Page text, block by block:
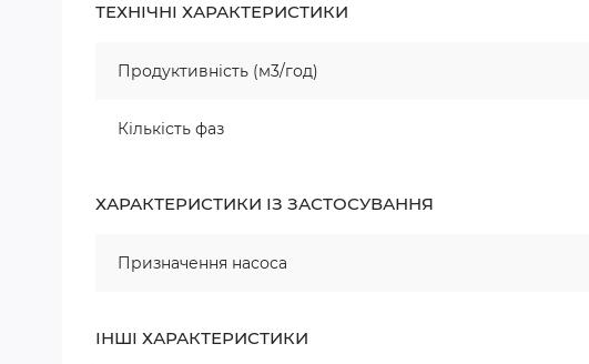
ТЕХНІЧНІ ХАРАКТЕРИСТИКИ
Продуктивність (м3/год)
Кількість фаз
ХАРАКТЕРИСТИКИ ІЗ ЗАСТОСУВАННЯ
Призначення насоса
ІНШІ ХАРАКТЕРИСТИКИ